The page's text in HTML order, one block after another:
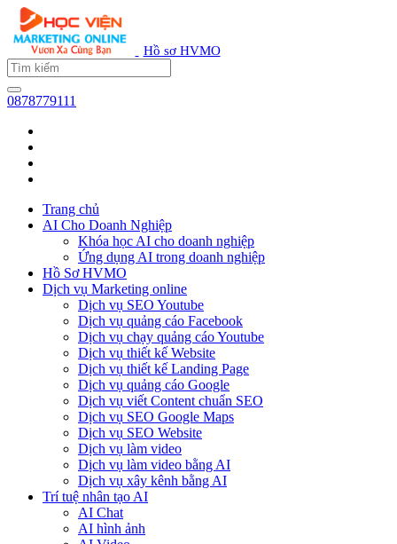
Hồ sơ HVMO
0878779111
Trang chủ
AI Cho Doanh Nghiệp
Khóa học AI cho doanh nghiệp
Ứng dụng AI trong doanh nghiệp
Hồ Sơ HVMO
Dịch vụ Marketing online
Dịch vụ SEO Youtube
Dịch vụ quảng cáo Facebook
Dịch vụ chạy quảng cáo Youtube
Dịch vụ thiết kế Website
Dịch vụ thiết kế Landing Page
Dịch vụ quảng cáo Google
Dịch vụ viết Content chuẩn SEO
Dịch vụ SEO Google Maps
Dịch vụ SEO Website
Dịch vụ làm video
Dịch vụ làm video bằng AI
Dịch vụ xây kênh bằng AI
Trí tuệ nhân tạo AI
AI Chat
AI hình ảnh